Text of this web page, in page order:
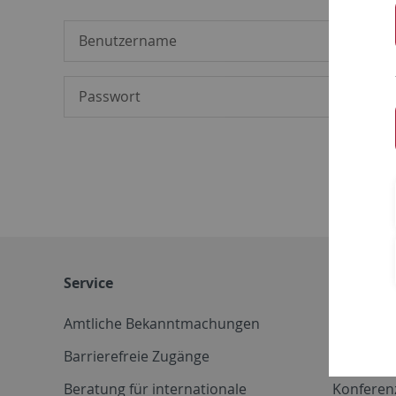
Service
Amtliche Bekanntmachungen
Barrierefreie Zugänge
Beratung für internationale